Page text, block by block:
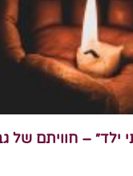
ילד״ – חוויתם של